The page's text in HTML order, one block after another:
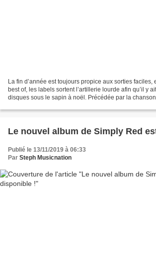
La fin d’année est toujours propice aux sorties faciles,
best of, les labels sortent l’artillerie lourde afin qu’il y
disques sous le sapin à noël. Précédée par la
Le nouvel album de Simply Red
Publié le 13/11/2019 à 06:33
Par Steph Musicnation